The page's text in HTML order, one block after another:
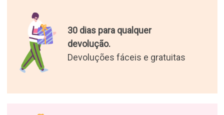
30 dias para qualquer
devolução.
Devoluções fáceis e gratuitas